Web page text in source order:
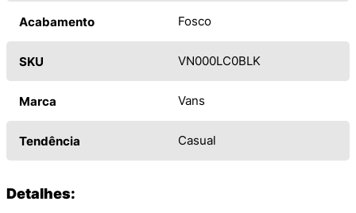
Acabamento Fosco
SKU VN000LC0BLK
Marca Vans
Tendência Casual
Detalhes: